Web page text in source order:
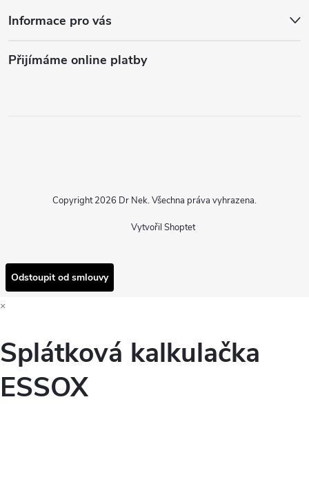
Informace pro vás
Přijímáme online platby
Vytvořil Shoptet
Copyright 2026 Dr Nek. Všechna práva vyhrazena.
Odstoupit od smlouvy
×
Splátková kalkulačka
ESSOX